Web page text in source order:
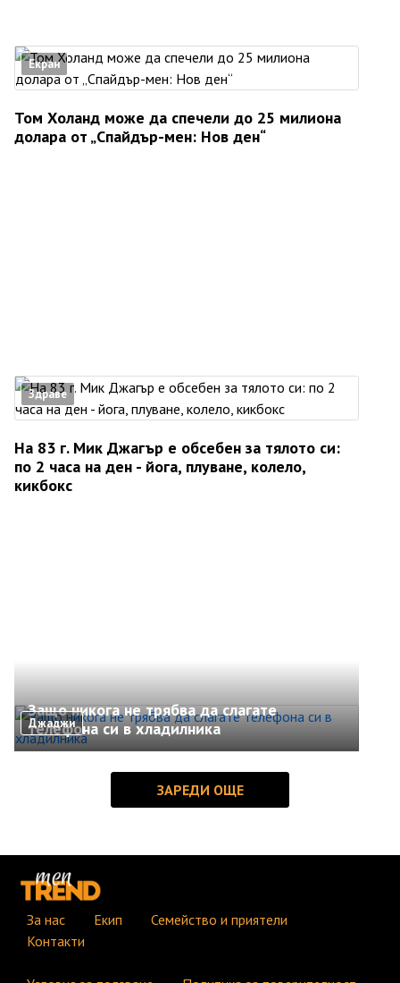
Екран
Том Холанд може да спечели до 25 милиона
долара от „Спайдър-мен: Нов ден“
Здраве
На 83 г. Мик Джагър е обсебен за тялото си:
по 2 часа на ден - йога, плуване, колело,
кикбокс
Джаджи
Защо никога не трябва да слагате
телефона си в хладилника
За нас Екип
Семейство и приятели
Контакти